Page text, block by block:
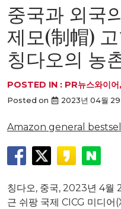
중국과 외국
제모(制帽)
칭다오의 농
POSTED IN : PR뉴스와이어,
Posted on 2023년 04월 29
Amazon general
칭다오, 중국, 2023년 4월
근 쉬팡 국제 CICG 미디